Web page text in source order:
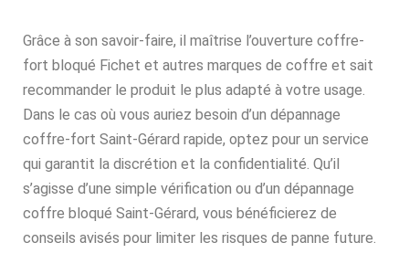
Grâce à son savoir-faire, il maîtrise l’ouverture coffre-
fort bloqué Fichet et autres marques de coffre et sait
recommander le produit le plus adapté à votre usage.
Dans le cas où vous auriez besoin d’un dépannage
coffre-fort Saint-Gérard rapide, optez pour un service
qui garantit la discrétion et la confidentialité. Qu’il
s’agisse d’une simple vérification ou d’un dépannage
coffre bloqué Saint-Gérard, vous bénéficierez de
conseils avisés pour limiter les risques de panne future.